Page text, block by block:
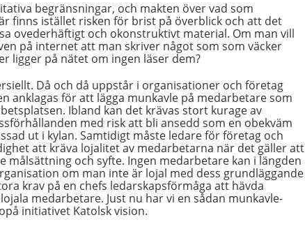
begränsningar, och makten över vad som
finns istället risken för brist på överblick och att det
ovederhäftigt och okonstruktivt material. Om man vill
på internet att man skriver något som som väcker
ligger på nätet om ingen läser dem?
Då och då uppstår i organisationer och företag
anklagas för att lägga munkavle på medarbetare som
Ibland kan det krävas stort kurage av
med risk att bli ansedd som en obekväm
ut i kylan. Samtidigt måste ledare för företag och
att kräva lojalitet av medarbetarna när det gäller att
målsättning och syfte. Ingen medarbetare kan i längden
om man inte är lojal med dess grundläggande
krav på en chefs ledarskapsförmåga att hävda
medarbetare. Just nu har vi en sådan munkavle-
initiativet Katolsk vision.